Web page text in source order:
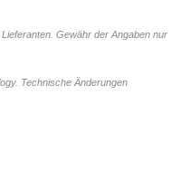
Gewähr der Angaben nur
Technische Änderungen